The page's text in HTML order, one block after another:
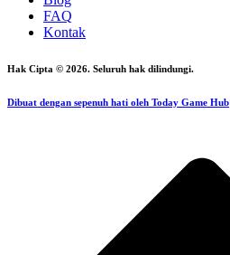
FAQ
Kontak
Hak Cipta © 2026. Seluruh hak dilindungi.
Dibuat dengan sepenuh hati oleh Today Game Hub